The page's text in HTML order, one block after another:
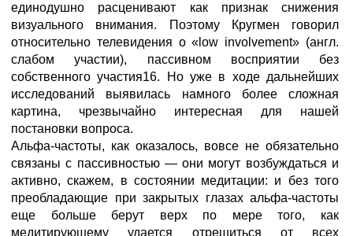
единодушно расценивают как признак снижения
визуального внимания. Поэтому Кругмен говорил
относительно телевидения о «low involvement» (англ.
слабом участии), пассивном восприятии без
собственного участия16. Но уже в ходе дальнейших
исследований выявилась намного более сложная
картина, чрезвычайно интересная для нашей
постановки вопроса.
Альфа-частоты, как оказалось, вовсе не обязательно
связаны с пассивностью — они могут возбуждаться и
активно, скажем, в состоянии медитации: и без того
преобладающие при закрытых глазах альфа-частоты
еще больше берут верх по мере того, как
медитирующему удается отрешиться от всех